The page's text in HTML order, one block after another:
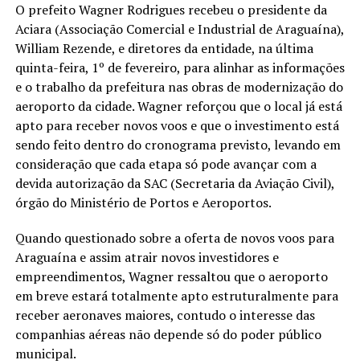
O prefeito Wagner Rodrigues recebeu o presidente da
Aciara (Associação Comercial e Industrial de Araguaína),
William Rezende, e diretores da entidade, na última
quinta-feira, 1º de fevereiro, para alinhar as informações
e o trabalho da prefeitura nas obras de modernização do
aeroporto da cidade. Wagner reforçou que o local já está
apto para receber novos voos e que o investimento está
sendo feito dentro do cronograma previsto, levando em
consideração que cada etapa só pode avançar com a
devida autorização da SAC (Secretaria da Aviação Civil),
órgão do Ministério de Portos e Aeroportos.
Quando questionado sobre a oferta de novos voos para
Araguaína e assim atrair novos investidores e
empreendimentos, Wagner ressaltou que o aeroporto
em breve estará totalmente apto estruturalmente para
receber aeronaves maiores, contudo o interesse das
companhias aéreas não depende só do poder público
municipal.